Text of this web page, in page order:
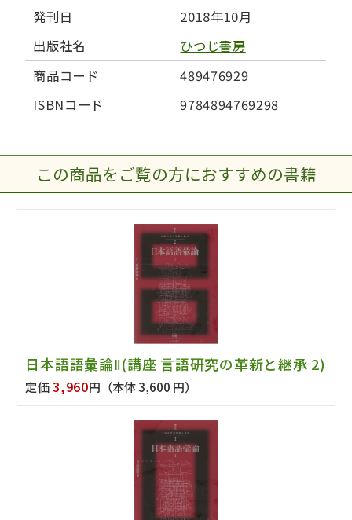
発刊日
2018年10月
出版社名
ひつじ書房
商品コード
489476929
ISBNコード
9784894769298
この商品をご覧の方におすすめの書籍
日本語語彙論Ⅱ(講座 言語研究の革新と継承 2)
定価3,960円 （本体 3,600 円）